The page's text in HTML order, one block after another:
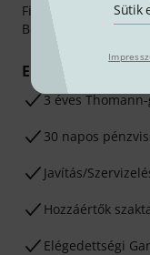
Sütik
Fizessen
Betéti- vagy
Előnyök
3 éves
30 napos
Javítás/
Hozzáértők
Elégedettségi